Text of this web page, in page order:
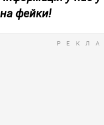
фейки!